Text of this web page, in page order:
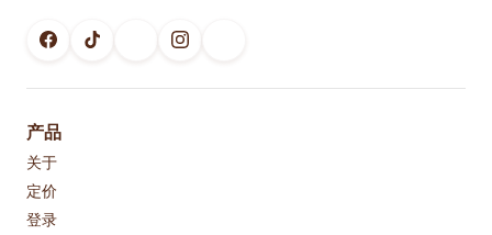
产品
关于
定价
登录